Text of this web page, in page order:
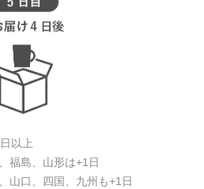
以上
福島、山形は+1日
山口、四国、九州も+1日